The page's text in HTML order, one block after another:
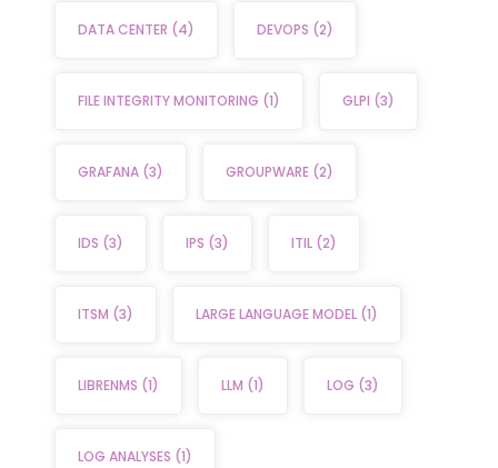
DATA CENTER (4) DEVOPS (2)
FILE INTEGRITY MONITORING (1) GLPI (3)
GRAFANA (3) GROUPWARE (2)
IDS (3) IPS (3) ITIL (2)
ITSM (3) LARGE LANGUAGE MODEL (1)
LIBRENMS (1) LLM (1) LOG (3)
LOG ANALYSES (1)